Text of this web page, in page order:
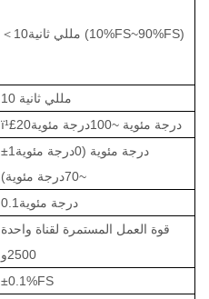
＜ 10 مللي ثانية (10%FS~90%FS)
10 مللي ثانية
ï¹£20 درجة مئوية ~100درجة مئوية
±1 درجة مئوية (0درجة مئوية
~
70درجة مئوية)
0.1درجة مئوية
قوة العمل المستمرة لقناة واحدة
2500و
±0.1%FS